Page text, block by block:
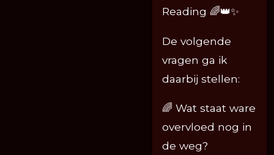
Reading 🌈👑✨
De volgende
vragen ga ik
daarbij stellen:
🌈 Wat staat ware
overvloed nog in
de weg?